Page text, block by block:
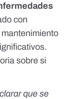
con
.
sobre si
que se